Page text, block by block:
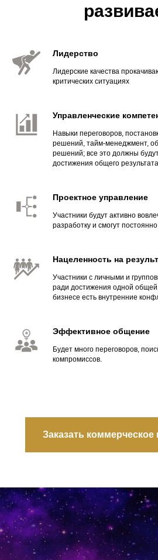
Лидерство
Лидерские качества
критических ситуациях
Управленческие
Навыки переговоров,
решений, тайм-менеджмент,
решений; все это должны
достижения общего результата
Проектное управление
Участники будут активно
разработку и смогут постоянно
Нацеленность на
Участники с личными и
ради достижения одной
бизнесе есть внутренние
Эффективное общение
Будет много переговоров,
компромиссов.
Заказать